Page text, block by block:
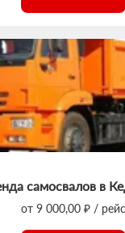
самосвалов в
от 9 000,00 ₽ / рейс